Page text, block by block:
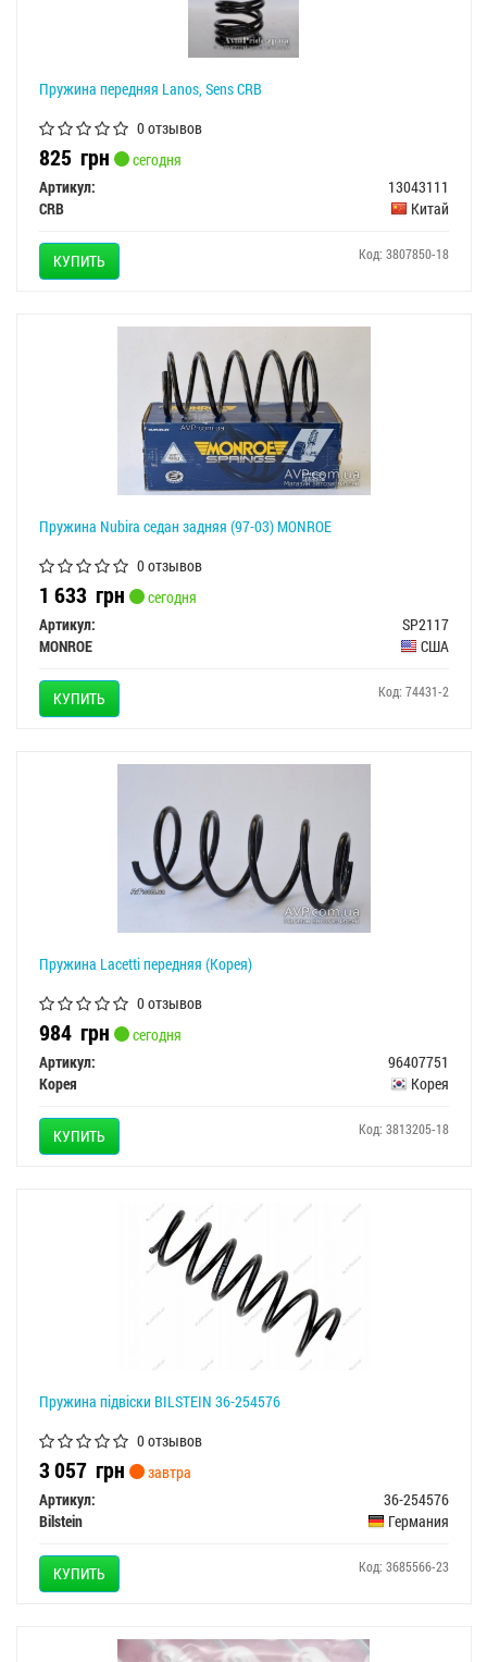
Пружина передняя Lanos, Sens CRB
0 отзывов
825 грн
сегодня
Артикул:
13043111
CRB
Китай
КУПИТЬ Код: 3807850-18
Пружина Nubira седан задняя (97-03) MONROE
0 отзывов
1 633 грн
сегодня
Артикул:
SP2117
MONROE
США
КУПИТЬ Код: 74431-2
Пружина Lacetti передняя (Корея)
0 отзывов
984 грн
сегодня
Артикул:
96407751
Корея
Корея
КУПИТЬ Код: 3813205-18
Пружина підвіски BILSTEIN 36-254576
0 отзывов
3 057 грн
завтра
Артикул:
36-254576
Bilstein
Германия
КУПИТЬ Код: 3685566-23